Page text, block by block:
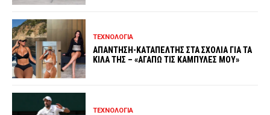
ΤΕΧΝΟΛΟΓΙΑ
ΑΠΑΝΤΗΣΗ-ΚΑΤΑΠΕΛΤΗΣ ΣΤΑ ΣΧΟΛΙΑ ΓΙΑ ΤΑ
ΚΙΛΑ ΤΗΣ – «ΑΓΑΠΩ ΤΙΣ ΚΑΜΠΥΛΕΣ ΜΟΥ»
ΤΕΧΝΟΛΟΓΙΑ